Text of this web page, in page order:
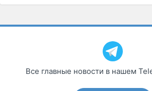
Все главные новости в нашем